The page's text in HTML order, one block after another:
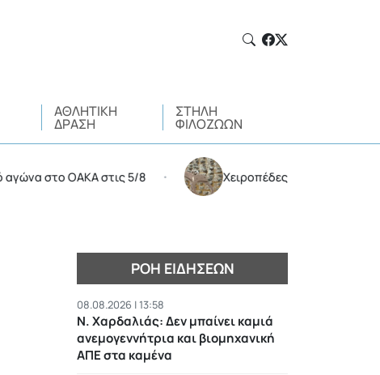
ΑΘΛΗΤΙΚΉ
ΔΡΆΣΗ
ΣΤΉΛΗ
ΦΙΛΌΖΩΩΝ
ΟΑΚΑ στις 5/8 • Χειροπέδες σε 35χρονο για
ΡΟΉ ΕΙΔΉΣΕΩΝ
08.08.2026 | 13:58
Ν. Χαρδαλιάς: Δεν μπαίνει καμιά
ανεμογεννήτρια και βιομηχανική
ΑΠΕ στα καμένα